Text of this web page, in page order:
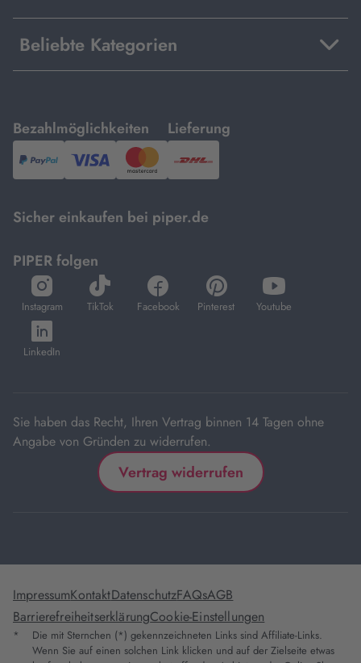
Beliebte Kategorien
Bezahlmöglichkeiten
mit
PayPal,Visa
und
Lieferung
mit
DHL.
Sicher einkaufen bei piper.de
PIPER folgen
Instagram
öffnet
in
neuem
Tab
TikTok
öffnet
in
Facebook
öffnet
in
Pinterest
öffnet
in
Youtube
öffnet
in
LinkedIn
öffnet
in
Sie haben das Recht, Ihren Vertrag binnen 14 Tagen ohne
Angabe von Gründen zu widerrufen.
Vertrag widerrufen
ImpressumKontaktDatenschutzFAQsAGB
BarrierefreiheitserklärungCookie-Einstellungen
*
Die mit Sternchen (*) gekennzeichneten Links sind Affiliate-Links.
Wenn Sie auf einen solchen Link klicken und auf der Zielseite etwas